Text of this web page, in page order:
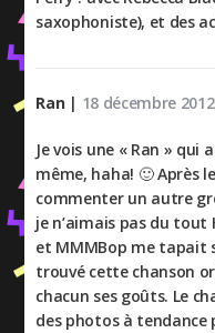
saxophoniste), et des
Ran | 18 décembre 2012
Je vois une « Ran » qui
même, haha! 🙂 Après
commenter un autre
je n’aimais pas du tout
et MMMBop me tapait
trouvé cette chanson
chacun ses goûts. Le
des photos à